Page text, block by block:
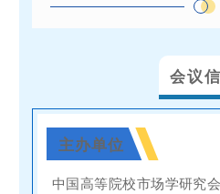
会议
主办单位
中国高等院校市场学研究